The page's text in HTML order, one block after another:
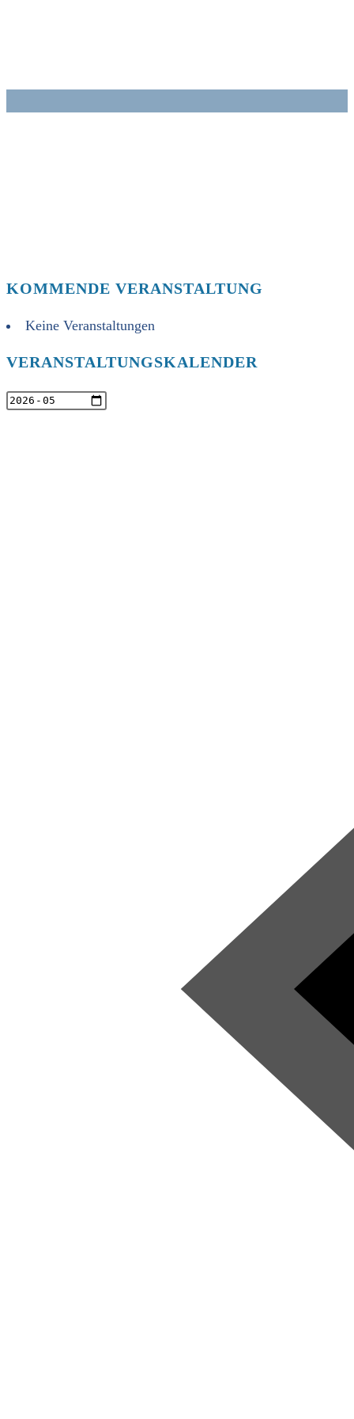
KOMMENDE VERANSTALTUNG
Keine Veranstaltungen
VERANSTALTUNGSKALENDER